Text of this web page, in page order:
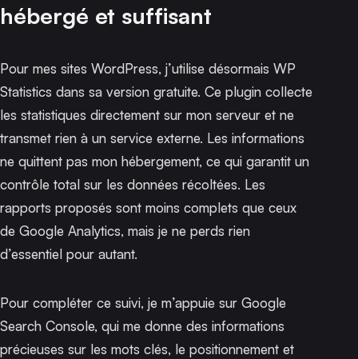
hébergé et suffisant
Pour mes sites WordPress, j’utilise désormais WP
Statistics dans sa version gratuite. Ce plugin collecte
les statistiques directement sur mon serveur et ne
transmet rien à un service externe. Les informations
ne quittent pas mon hébergement, ce qui garantit un
contrôle total sur les données récoltées. Les
rapports proposés sont moins complets que ceux
de Google Analytics, mais je ne perds rien
d’essentiel pour autant.
Pour compléter ce suivi, je m’appuie sur Google
Search Console, qui me donne des informations
précieuses sur les mots clés, le positionnement et